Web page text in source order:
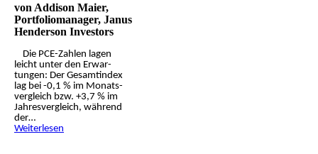
von Addison Maier,
Portfoliomanager, Janus
Henderson Investors
Die PCE-Zahlen lagen
leicht unter den Erwar­
tungen: Der Gesamt­index
lag bei -0,1 % im Monats­
ver­gleich bzw. +3,7 % im
Jahres­ver­gleich, während
der…
Weiterlesen